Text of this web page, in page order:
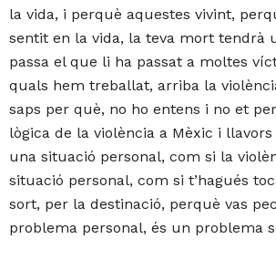
la vida, i perquè aquestes vivint,
sentit en la vida, la teva mort tendrà
passa el que li ha passat a moltes
quals hem treballat, arriba la
saps per què, no ho entens i no et
lògica de la violència a Mèxic i llavors
una situació personal, com si la
situació personal, com si t’hagués
sort, per la destinació, perquè vas
problema personal, és un problema